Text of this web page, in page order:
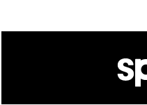
He leído y acepto la